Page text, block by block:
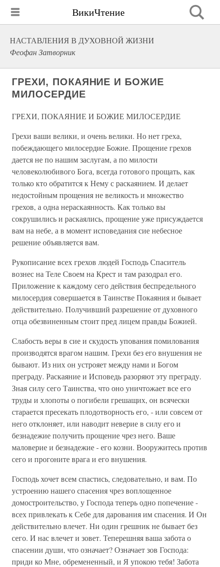
ВикиЧтение
НАСТАВЛЕНИЯ В ДУХОВНОЙ ЖИЗНИ
Феофан Затворник
ГРЕХИ, ПОКАЯНИЕ И БОЖИЕ
МИЛОСЕРДИЕ
ГРЕХИ, ПОКАЯНИЕ И БОЖИЕ МИЛОСЕРДИЕ
Грехи ваши велики, и очень велики. Но нет греха,
побеждающего милосердие Божие. Прощение грехов
дается не по нашим заслугам, а по милости
человеколюбивого Бога, всегда готового прощать, как
только кто обратится к Нему с раскаянием. И делает
недостойным прощения не великость и множество
грехов, а одна нераскаянность. Как только вы
сокрушились и раскаялись, прощение уже присуждается
вам на небе, а в момент исповедания сие небесное
решение объявляется вам.
Рукописание всех грехов людей Господь Спаситель
вознес на Теле Своем на Крест и там разодрал его.
Приложение к каждому сего действия беспредельного
милосердия совершается в Таинстве Покаяния и бывает
действительно. Получивший разрешение от духовного
отца обезвиненным стоит пред лицем правды Божией.
Слабость веры в сие и скудость упования помилования
производятся врагом нашим. Грехи без его внушения не
бывают. Из них он устрояет между нами и Богом
преграду. Раскаяние и Исповедь разоряют эту преграду.
Зная силу сего Таинства, что оно уничтожает все его
труды и хлопоты о погибели грешащих, он всячески
старается пресекать плодотворность его, - или совсем от
него отклоняет, или наводит неверие в силу его и
безнадежие получить прощение чрез него. Ваше
маловерие и безнадежие - его козни. Вооружитесь против
сего и прогоните врага и его внушения.
Господь хочет всем спастись, следовательно, и вам. По
устроению нашего спасения чрез воплощенное
домостроительство, у Господа теперь одно попечение -
всех привлекать к Себе для дарования им спасения. И Он
действительно влечет. Ни один грешник не бывает без
сего. И нас влечет и зовет. Теперешняя ваша забота о
спасении души, что означает? Означает зов Господа:
приди ко Мне, обремененный, и Я упокою тебя! Забота